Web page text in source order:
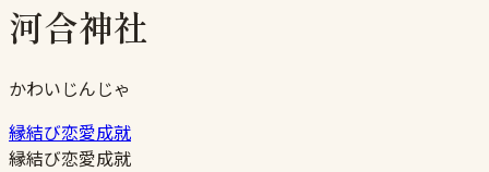
河合神社
かわいじんじゃ
縁結び恋愛成就
縁結び恋愛成就